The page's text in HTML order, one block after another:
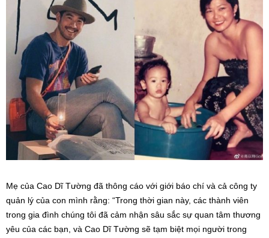
Mẹ của Cao Dĩ Tường đã thông cáo với giới báo chí và cả công ty
quản lý của con mình rằng: “Trong thời gian này, các thành viên
trong gia đình chúng tôi đã cảm nhận sâu sắc sự quan tâm thương
yêu của các bạn, và Cao Dĩ Tường sẽ tạm biệt mọi người trong